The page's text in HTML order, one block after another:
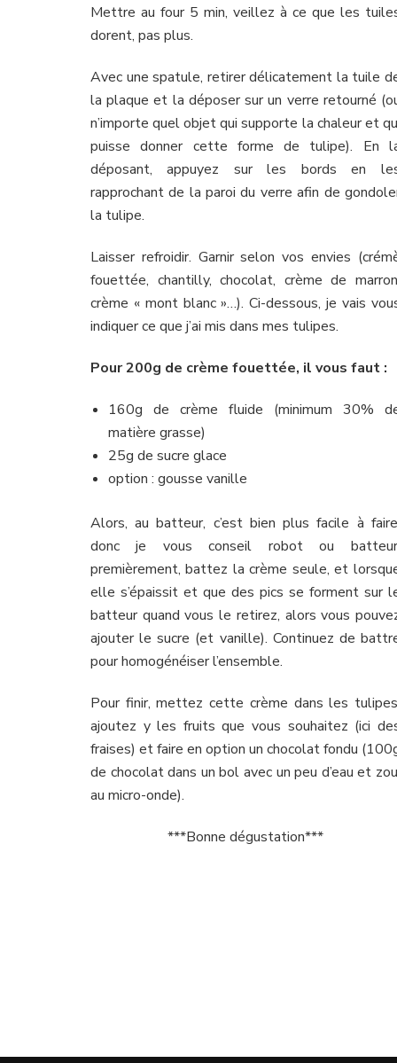
Mettre au four 5 min, veillez à ce que les
dorent, pas plus.
Avec une spatule, retirer délicatement la tuile
la plaque et la déposer sur un verre retourné
n’importe quel objet qui supporte la chaleur et
puisse donner cette forme de tulipe). En
déposant, appuyez sur les bords en
rapprochant de la paroi du verre afin de
la tulipe.
Laisser refroidir. Garnir selon vos envies
fouettée, chantilly, chocolat, crème de
crème « mont blanc »…). Ci-dessous, je vais
indiquer ce que j’ai mis dans mes tulipes.
Pour 200g de crème fouettée, il vous faut :
160g de crème fluide (minimum 30%
matière grasse)
25g de sucre glace
option : gousse vanille
Alors, au batteur, c’est bien plus facile à
donc je vous conseil robot ou
premièrement, battez la crème seule, et
elle s’épaissit et que des pics se forment sur
batteur quand vous le retirez, alors vous
ajouter le sucre (et vanille). Continuez de
pour homogénéiser l’ensemble.
Pour finir, mettez cette crème dans les
ajoutez y les fruits que vous souhaitez (ici
fraises) et faire en option un chocolat fondu
de chocolat dans un bol avec un peu d’eau et
au micro-onde).
***Bonne dégustation***